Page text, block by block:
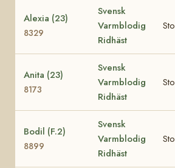
Alexia (23)
8329
Svensk
Varmblodig
Ridhäst
Sto
Anita (23)
8173
Svensk
Varmblodig
Ridhäst
Sto
Bodil (F.2)
8899
Svensk
Varmblodig
Ridhäst
Sto